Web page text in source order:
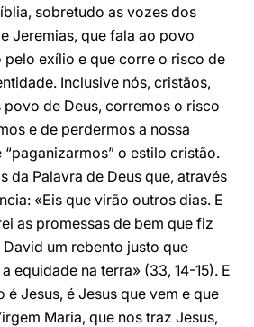
sobretudo as vozes dos
Jeremias, que fala ao povo
exílio e que corre o risco de
Inclusive nós, cristãos,
de Deus, corremos o risco
e de perdermos a nossa
o estilo cristão.
da Palavra de Deus que, através
«Eis que virão outros dias. E
as promessas de bem que fiz
um rebento justo que
equidade na terra» (33, 14-15). E
é Jesus, é Jesus que vem e que
Maria, que nos traz Jesus,